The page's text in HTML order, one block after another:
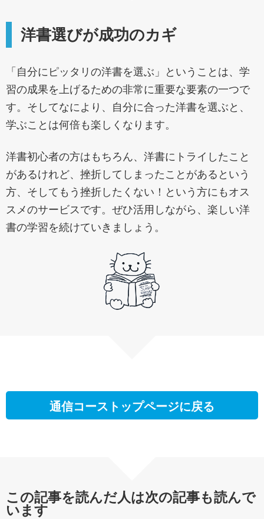
洋書選びが成功のカギ
「自分にピッタリの洋書を選ぶ」ということは、学
習の成果を上げるための非常に重要な要素の一つで
す。そしてなにより、自分に合った洋書を選ぶと、
学ぶことは何倍も楽しくなります。
洋書初心者の方はもちろん、洋書にトライしたこと
があるけれど、挫折してしまったことがあるという
方、そしてもう挫折したくない！という方にもオス
スメのサービスです。ぜひ活用しながら、楽しい洋
書の学習を続けていきましょう。
通信コーストップページに戻る
この記事を読んだ人は次の記事も読んで
います